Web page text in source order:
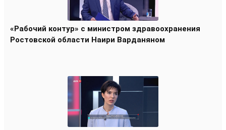
«Рабочий контур» с министром здравоохранения
Ростовской области Наири Варданяном